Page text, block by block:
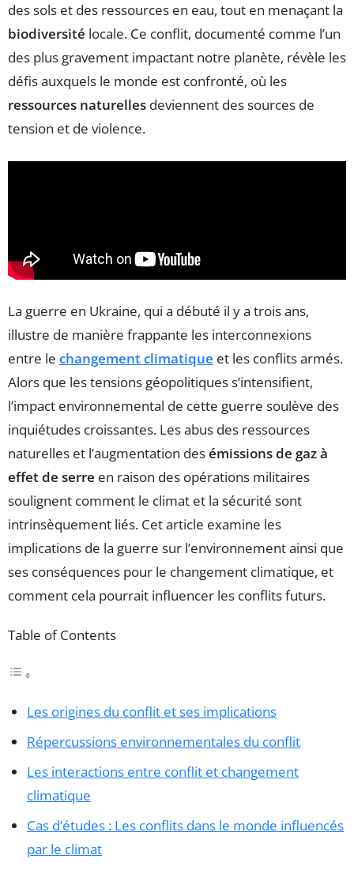
des sols et des ressources en eau, tout en menaçant la
biodiversité locale. Ce conflit, documenté comme l’un
des plus gravement impactant notre planète, révèle les
défis auxquels le monde est confronté, où les
ressources naturelles deviennent des sources de
tension et de violence.
La guerre en Ukraine, qui a débuté il y a trois ans,
illustre de manière frappante les interconnexions
entre le changement climatique et les conflits armés.
Alors que les tensions géopolitiques s’intensifient,
l’impact environnemental de cette guerre soulève des
inquiétudes croissantes. Les abus des ressources
naturelles et l’augmentation desémissions de gaz à
effet de serre en raison des opérations militaires
soulignent comment le climat et la sécurité sont
intrinsèquement liés. Cet article examine les
implications de la guerre sur l’environnement ainsi que
ses conséquences pour le changement climatique, et
comment cela pourrait influencer les conflits futurs.
Table of Contents
Les origines du conflit et ses implications
Répercussions environnementales du conflit
Les interactions entre conflit et changement
climatique
Cas d’études : Les conflits dans le monde influencés
par le climat